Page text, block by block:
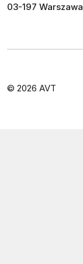
03-197 Warszawa
© 2026 AVT